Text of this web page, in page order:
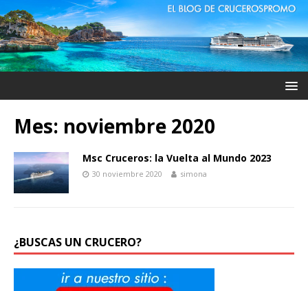
Mes: noviembre 2020
Msc Cruceros: la Vuelta al Mundo 2023
30 noviembre 2020 simona
¿BUSCAS UN CRUCERO?